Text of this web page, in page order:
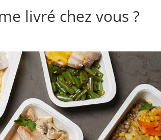
livré chez vous ?